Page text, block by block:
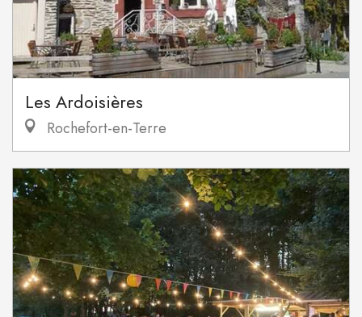
Les Ardoisières
Rochefort-en-Terre